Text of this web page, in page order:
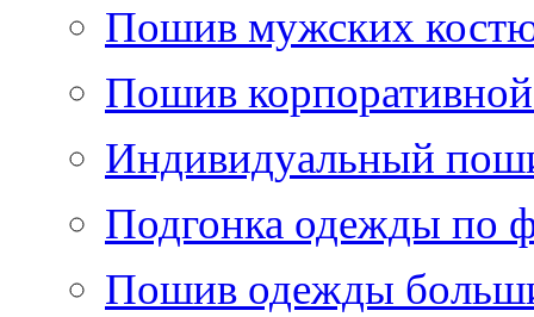
Пошив мужских
Пошив
Индивидуальный
Подгонка одежды по
Пошив одежды